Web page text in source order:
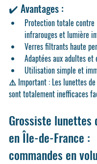
✔️ Avantages :
Protection totale contre
infrarouges et lumière
Verres filtrants haute
Adaptées aux adultes et
Utilisation simple et
⚠️ Important : Les lunettes
sont totalement inefficaces
Grossiste lunettes
en Île-de-France :
commandes en